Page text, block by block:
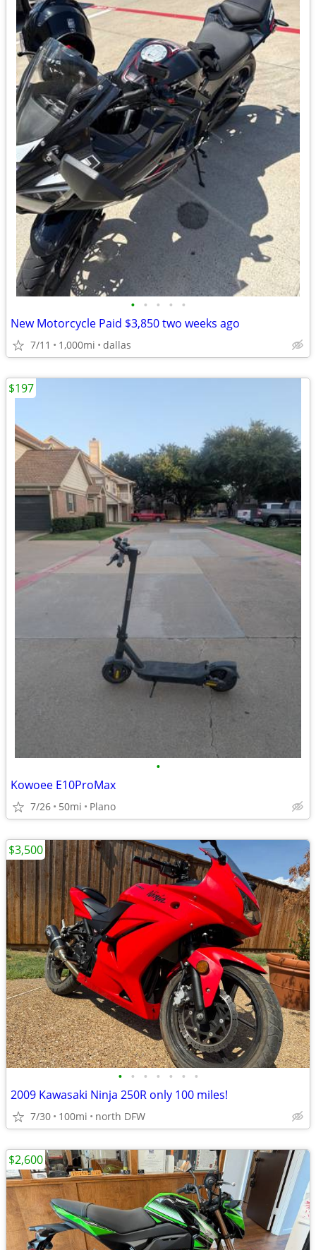
• • • • •
New Motorcycle Paid $3,850 two weeks ago
7/11 1,000mi dallas
•
Kowoee E10ProMax
7/26 50mi Plano
$197
• • • • • • •
2009 Kawasaki Ninja 250R only 100 miles!
7/30 100mi north DFW
$3,500
$2,600